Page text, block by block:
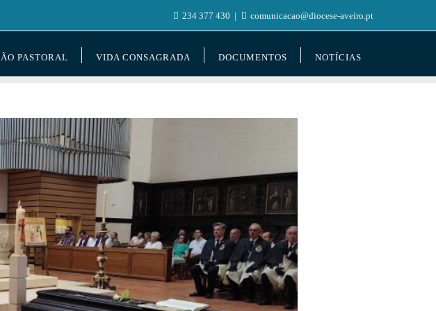
234 377 430 comunicacao@diocese-aveiro.pt
PASTORAL VIDA CONSAGRADA DOCUMENTOS NOTÍCIAS